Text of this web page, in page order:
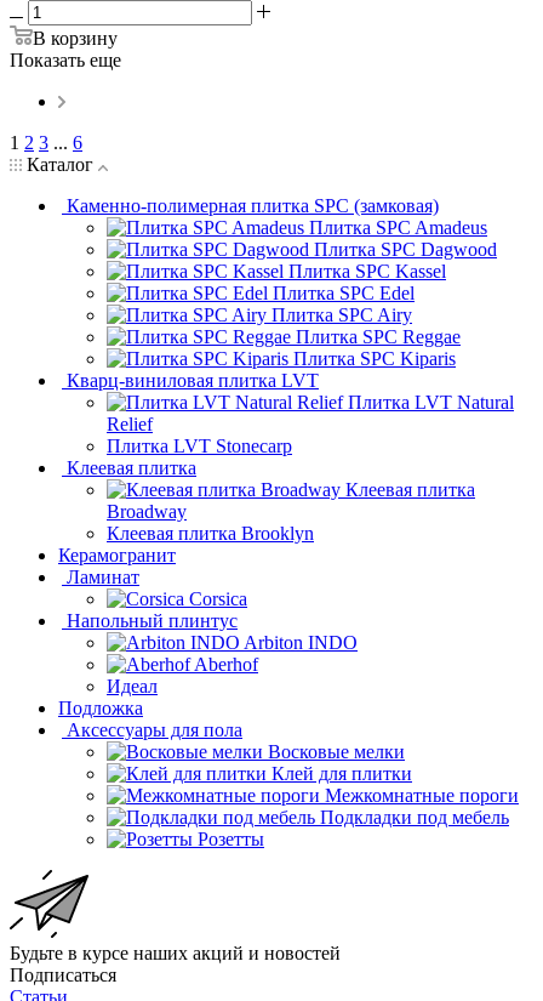
В корзину
Показать еще
1 2 3 ... 6
Каталог
Каменно-полимерная плитка SPC (замковая)
Плитка SPC Amadeus
Плитка SPC Dagwood
Плитка SPC Kassel
Плитка SPC Edel
Плитка SPC Airy
Плитка SPC Reggae
Плитка SPC Kiparis
Кварц-виниловая плитка LVT
Плитка LVT Natural
Relief
Плитка LVT Stonecarp
Клеевая плитка
Клеевая плитка
Broadway
Клеевая плитка Brooklyn
Керамогранит
Ламинат
Corsica
Напольный плинтус
Arbiton INDO
Aberhof
Идеал
Подложка
Аксессуары для пола
Восковые мелки
Клей для плитки
Межкомнатные пороги
Подкладки под мебель
Розетты
Будьте в курсе наших акций и новостей
Подписаться
Статьи